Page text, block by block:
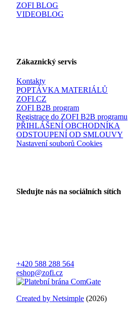
ZOFI BLOG
VIDEOBLOG
Zákaznický servis
Kontakty
POPTÁVKA MATERIÁLŮ
ZOFI.CZ
ZOFI B2B program
Registrace do ZOFI B2B programu
PŘIHLÁŠENÍ OBCHODNÍKA
ODSTOUPENÍ OD SMLOUVY
Nastavení souborů Cookies
Sledujte nás na sociálních sítích
+420 588 288 564
eshop@zofi.cz
Created by Netsimple (2026)